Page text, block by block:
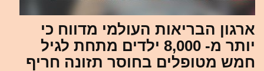
ארגון הבריאות העולמי מדווח כי
יותר מ- 8,000 ילדים מתחת לגיל
חמש מטופלים בחוסר תזונה חריף